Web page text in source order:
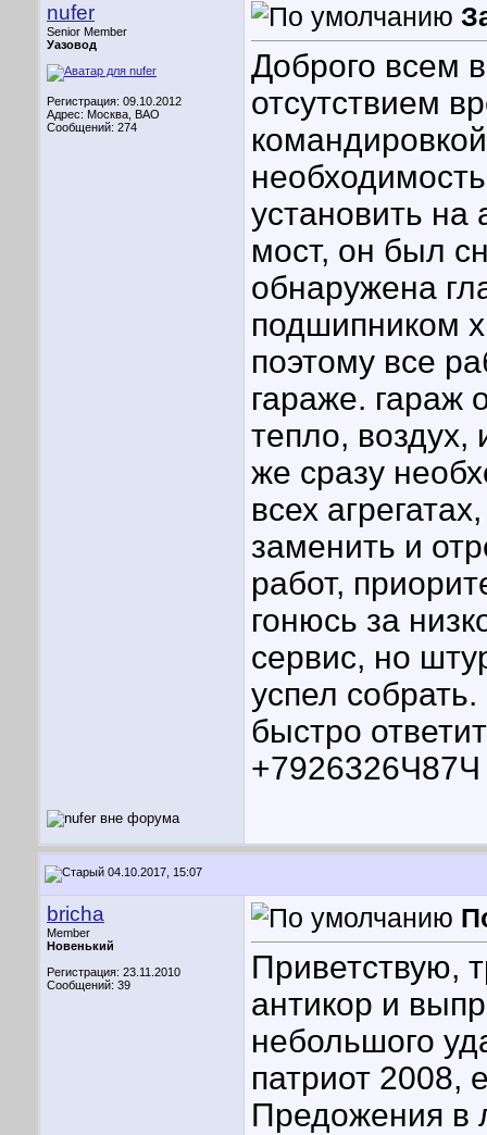
nufer
Senior Member
Уазовод
Регистрация: 09.10.2012
Адрес: Москва, ВАО
Сообщений: 274
Доброго всем
отсутствием
установить на
мост, он был
обнаружена
подшипником
поэтому все
гараже. гараж
тепло, воздух,
же сразу
всех
заменить и
работ,
гонюсь за
сервис, но
успел
быстро
+7926326Ч87Ч
04.10.2017, 15:07
bricha
Member
Новенький
Регистрация: 23.11.2010
Сообщений: 39
Приветствую,
антикор и
небольшого
патриот 2008,
Предожения в